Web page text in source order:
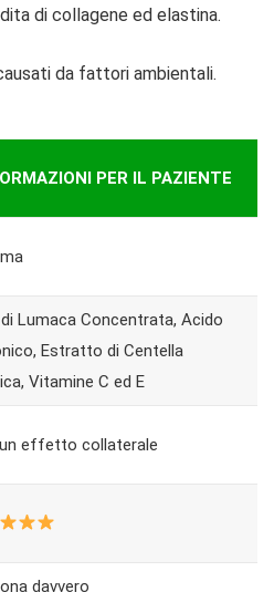
di collagene ed elastina.
da fattori ambientali.
PER IL PAZIENTE
Lumaca Concentrata, Acido
Estratto di Centella
Vitamine C ed E
effetto collaterale
davvero